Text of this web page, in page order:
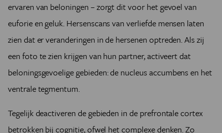
ervaren van beloningen – zorgt dit voor het gevoel van
euforie en geluk. Hersenscans van verliefde mensen laten
zien dat er veranderingen in de hersenen optreden. Als zij
een foto te zien krijgen van hun partner, activeert dat
beloningsgevoelige gebieden: de nucleus accumbens en het
ventrale tegmentum.
Tegelijk deactiveren de gebieden in de prefrontale cortex
betrokken bij cognitie, ofwel het complexe denken. Zo